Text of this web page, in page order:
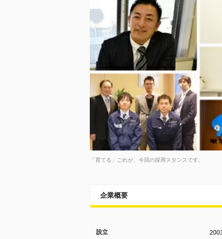
「育てる」これが、今回の採用スタンスです。
企業概要
設立